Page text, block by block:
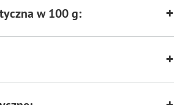
jelit
Zawiera zestaw witamin i składników
w 100 g: